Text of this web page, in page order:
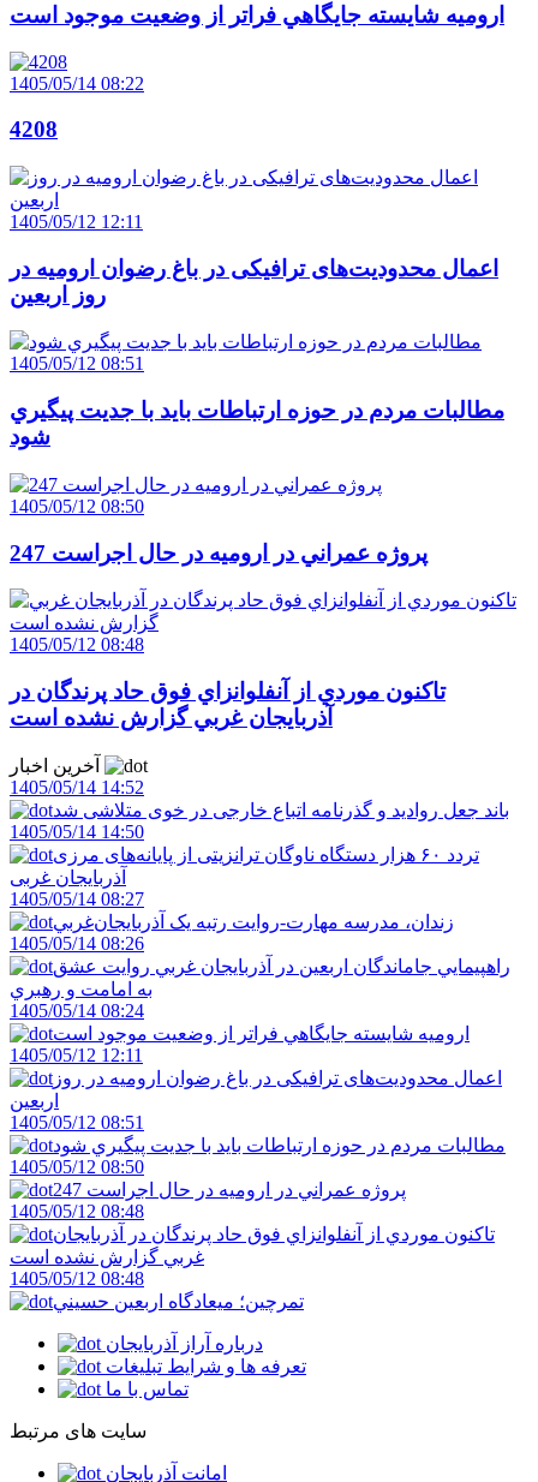
اروميه شايسته جايگاهي فراتر از وضعيت موجود است
1405/05/14 08:22
4208
1405/05/12 12:11
اعمال محدودیت‌های ترافیکی در باغ رضوان ارومیه در
روز اربعین
1405/05/12 08:51
مطالبات مردم در حوزه ارتباطات بايد با جديت پيگيري
شود
1405/05/12 08:50
247 پروژه عمراني در اروميه در حال اجراست
1405/05/12 08:48
تاکنون موردي از آنفلوانزاي فوق حاد پرندگان در
آذربايجان غربي گزارش نشده است
1405/05/14 14:52
باند جعل روادید و گذرنامه اتباع خارجی در خوی متلاشی شد
1405/05/14 14:50
تردد ۶۰ هزار دستگاه ناوگان ترانزیتی از پایانه‌های مرزی
آذربایجان ‌غربی
1405/05/14 08:27
زندان، مدرسه مهارت-روايت رتبه يک آذربايجان‌غربي
1405/05/14 08:26
راهپيمايي جاماندگان اربعين در آذربايجان غربي روايت عشق
به امامت و رهبري
1405/05/14 08:24
اروميه شايسته جايگاهي فراتر از وضعيت موجود است
1405/05/12 12:11
اعمال محدودیت‌های ترافیکی در باغ رضوان ارومیه در روز
اربعین
1405/05/12 08:51
مطالبات مردم در حوزه ارتباطات بايد با جديت پيگيري شود
1405/05/12 08:50
247 پروژه عمراني در اروميه در حال اجراست
1405/05/12 08:48
تاکنون موردي از آنفلوانزاي فوق حاد پرندگان در آذربايجان
غربي گزارش نشده است
1405/05/12 08:48
تمرچين؛ ميعادگاه اربعين حسيني
درباره آراز آذربایجان
تعرفه ها و شرایط تبلیغات
تماس با ما
سایت های مرتبط
امانت آذربایجان